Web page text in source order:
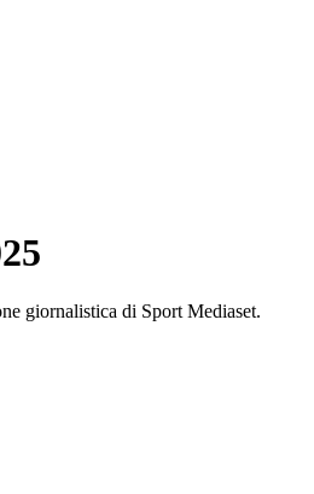
giornalistica di Sport Mediaset.